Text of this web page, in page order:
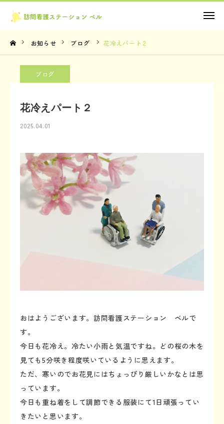
お知らせ ブログ 花冷えパート２
ブログ
花冷えパート２
2025.04.01
おはようございます。訪問看護ステーション ベルで
す。
今日も花冷え。冷たい小雨と気温ですね。どの桜の木を
見ても5分咲き程度咲いているように思えます。
ただ、寒いのでお花見にはちょっぴり厳しいかなとは思
っています。
今日も重ね着をして調節できる服装にて1日頑張ってい
きたいと思います。
お問い合わせ
TOP
お知らせ
お問い合わせ